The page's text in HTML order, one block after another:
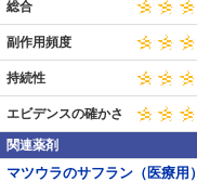
総合
副作用頻度
持続性
エビデンスの確かさ
関連薬剤
マツウラのサフラン（医療用）